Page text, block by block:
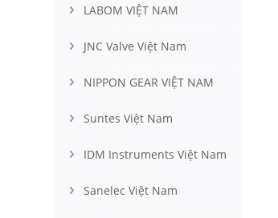
LABOM VIỆT NAM
JNC Valve Việt Nam
NIPPON GEAR VIỆT NAM
Suntes Việt Nam
IDM Instruments Việt Nam
Sanelec Việt Nam